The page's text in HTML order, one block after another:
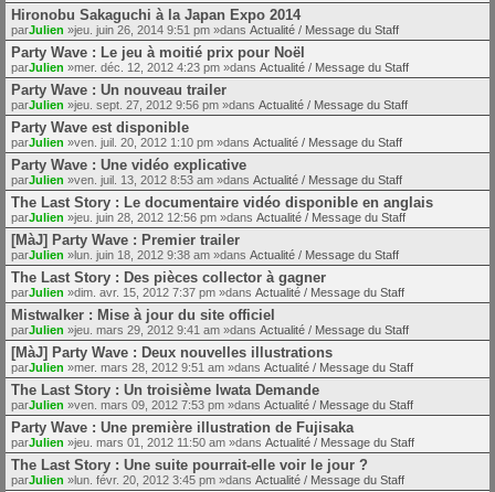
Hironobu Sakaguchi à la Japan Expo 2014
parJulien »jeu. juin 26, 2014 9:51 pm »dans Actualité / Message du Staff
Party Wave : Le jeu à moitié prix pour Noël
parJulien »mer. déc. 12, 2012 4:23 pm »dans Actualité / Message du Staff
Party Wave : Un nouveau trailer
parJulien »jeu. sept. 27, 2012 9:56 pm »dans Actualité / Message du Staff
Party Wave est disponible
parJulien »ven. juil. 20, 2012 1:10 pm »dans Actualité / Message du Staff
Party Wave : Une vidéo explicative
parJulien »ven. juil. 13, 2012 8:53 am »dans Actualité / Message du Staff
The Last Story : Le documentaire vidéo disponible en anglais
parJulien »jeu. juin 28, 2012 12:56 pm »dans Actualité / Message du Staff
[MàJ] Party Wave : Premier trailer
parJulien »lun. juin 18, 2012 9:38 am »dans Actualité / Message du Staff
The Last Story : Des pièces collector à gagner
parJulien »dim. avr. 15, 2012 7:37 pm »dans Actualité / Message du Staff
Mistwalker : Mise à jour du site officiel
parJulien »jeu. mars 29, 2012 9:41 am »dans Actualité / Message du Staff
[MàJ] Party Wave : Deux nouvelles illustrations
parJulien »mer. mars 28, 2012 9:51 am »dans Actualité / Message du Staff
The Last Story : Un troisième Iwata Demande
parJulien »ven. mars 09, 2012 7:53 pm »dans Actualité / Message du Staff
Party Wave : Une première illustration de Fujisaka
parJulien »jeu. mars 01, 2012 11:50 am »dans Actualité / Message du Staff
The Last Story : Une suite pourrait-elle voir le jour ?
parJulien »lun. févr. 20, 2012 3:45 pm »dans Actualité / Message du Staff